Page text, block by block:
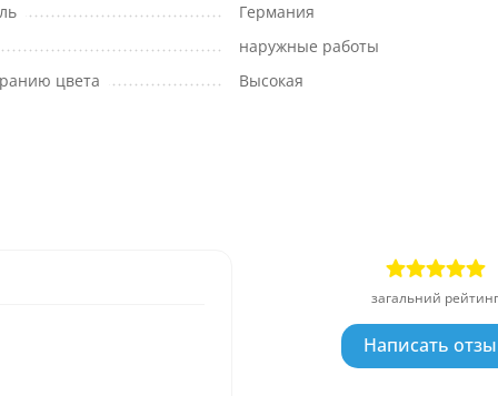
Германия
наружные работы
цвета
Высокая
загальний рейтинг
Написать